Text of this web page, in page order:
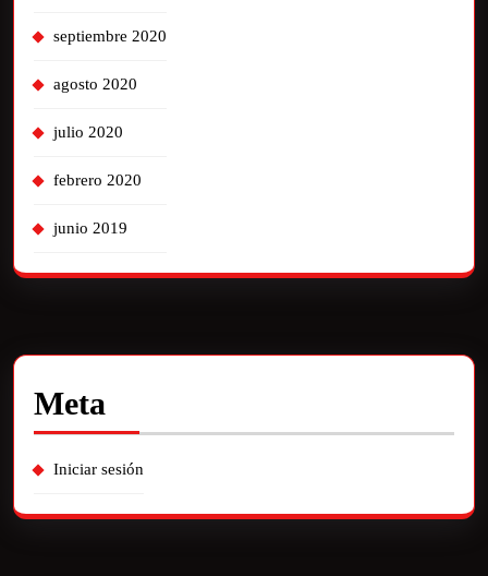
septiembre 2020
agosto 2020
julio 2020
febrero 2020
junio 2019
Meta
Iniciar sesión